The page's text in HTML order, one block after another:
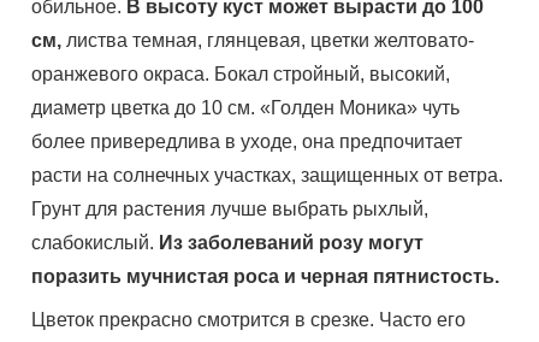
обильное. В высоту куст может вырасти до 100
см, листва темная, глянцевая, цветки желтовато-
оранжевого окраса. Бокал стройный, высокий,
диаметр цветка до 10 см. «Голден Моника» чуть
более привередлива в уходе, она предпочитает
расти на солнечных участках, защищенных от ветра.
Грунт для растения лучше выбрать рыхлый,
слабокислый. Из заболеваний розу могут
поразить мучнистая роса и черная пятнистость.
Цветок прекрасно смотрится в срезке. Часто его